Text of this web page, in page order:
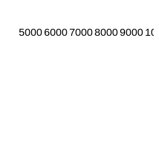
5000 6000 700080009000